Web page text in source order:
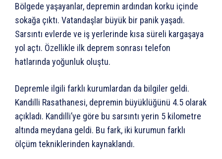
Bölgede yaşayanlar, depremin ardından korku içinde
sokağa çıktı. Vatandaşlar büyük bir panik yaşadı.
Sarsıntı evlerde ve iş yerlerinde kısa süreli kargaşaya
yol açtı. Özellikle ilk deprem sonrası telefon
hatlarında yoğunluk oluştu.
Depremle ilgili farklı kurumlardan da bilgiler geldi.
Kandilli Rasathanesi, depremin büyüklüğünü 4.5 olarak
açıkladı. Kandilli’ye göre bu sarsıntı yerin 5 kilometre
altında meydana geldi. Bu fark, iki kurumun farklı
ölçüm tekniklerinden kaynaklandı.